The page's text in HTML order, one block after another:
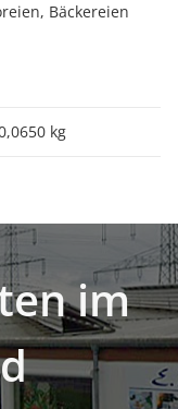
Bäckereien
kg
im